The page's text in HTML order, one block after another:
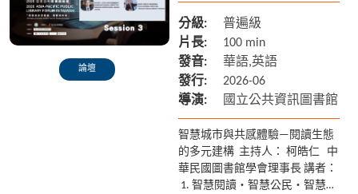
論壇
分級:
普遍級
片長:
100 min
發音:
華語,英語
發行:
2026-06
導演:
國立公共資訊圖書館
智慧城市與共感體驗—閱讀生態
的多元建構 主持人： 柯皓仁 中
華民國圖書館學會理事長 講者：
1. 智慧閱讀・智慧公民・智慧城